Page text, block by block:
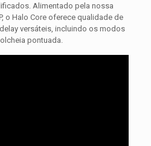
Alimentado pela nossa
o Halo Core oferece qualidade de
versáteis, incluindo os modos
pontuada.